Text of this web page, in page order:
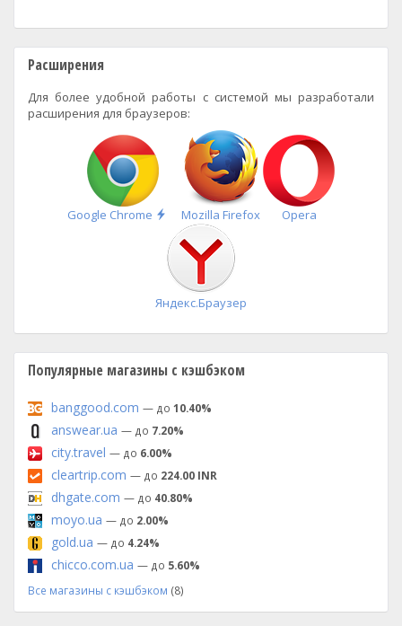
Расширения
Для более удобной работы с системой мы разработали
расширения для браузеров:
Google Chrome
Быстрая
установка
Mozilla Firefox Opera
Яндекс.Браузер
Популярные магазины с кэшбэком
banggood.com — до 10.40%
answear.ua — до 7.20%
city.travel — до 6.00%
cleartrip.com — до 224.00 INR
dhgate.com — до 40.80%
moyo.ua — до 2.00%
gold.ua — до 4.24%
chicco.com.ua — до 5.60%
Все магазины с кэшбэком (8)